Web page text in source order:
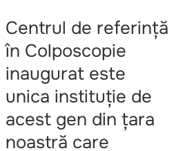
Centrul de referință
în Colposcopie
inaugurat este
unica instituție de
acest gen din țara
noastră care